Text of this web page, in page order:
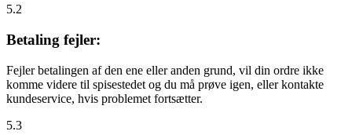
5.2
Betaling fejler:
Fejler betalingen af den ene eller anden grund, vil din ordre ikke
komme videre til spisestedet og du må prøve igen, eller kontakte
kundeservice, hvis problemet fortsætter.
5.3